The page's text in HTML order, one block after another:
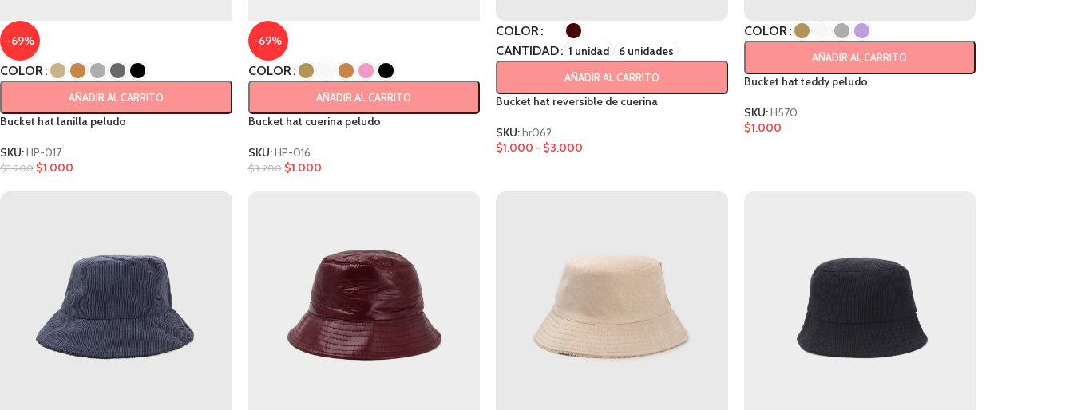
-69%
COLOR
AÑADIR AL CARRITO
Bucket hat lanilla peludo
SKU:HP-017
$3.200 $1.000
-69%
COLOR
AÑADIR AL CARRITO
Bucket hat cuerina peludo
SKU:HP-016
$3.200 $1.000
COLOR
CANTIDAD
1 unidad 6 unidades
AÑADIR AL CARRITO
Bucket hat reversible de cuerina
SKU:hr062
$1.000 - $3.000
COLOR
AÑADIR AL CARRITO
Bucket hat teddy peludo
SKU:H570
$1.000